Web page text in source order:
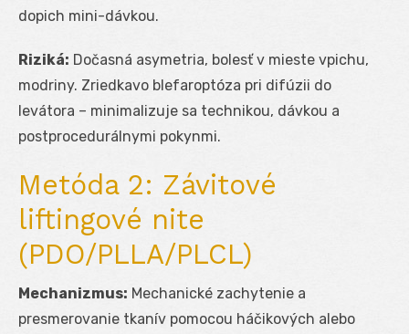
dopich mini-dávkou.
Riziká: Dočasná asymetria, bolesť v mieste vpichu,
modriny. Zriedkavo blefaroptóza pri difúzii do
levátora – minimalizuje sa technikou, dávkou a
postprocedurálnymi pokynmi.
Metóda 2: Závitové
liftingové nite
(PDO/PLLA/PLCL)
Mechanizmus: Mechanické zachytenie a
presmerovanie tkanív pomocou háčikových alebo